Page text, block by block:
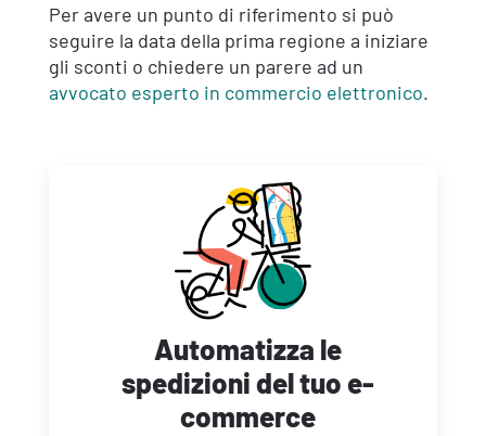
Per avere un punto di riferimento si può
seguire la data della prima regione a iniziare
gli sconti o chiedere un parere ad un
avvocato esperto in commercio elettronico.
Automatizza le
spedizioni del tuo e-
commerce